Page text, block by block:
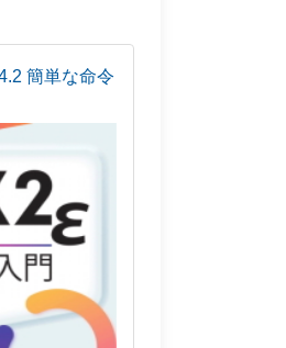
簡単な命令